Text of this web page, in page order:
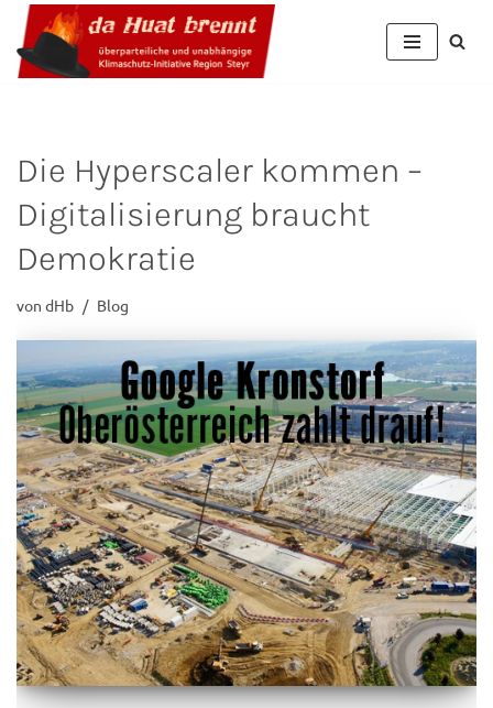
Zum
Inhalt
Die Hyperscaler kommen –
Digitalisierung braucht
Demokratie
von dHb Blog